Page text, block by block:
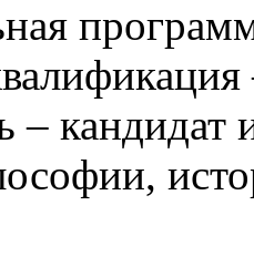
– кандидат